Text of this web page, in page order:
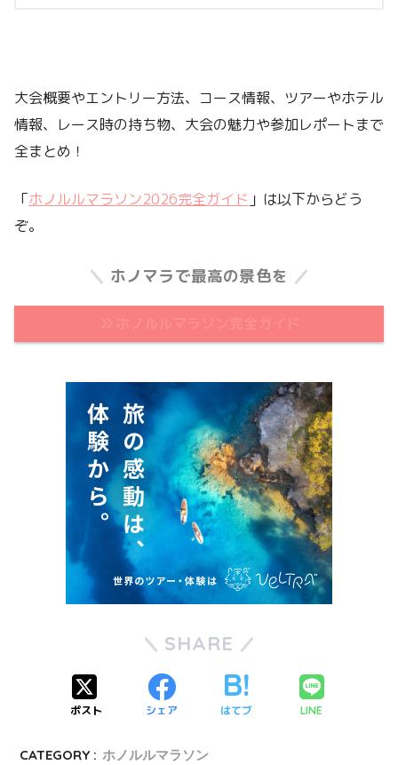
大会概要やエントリー方法、コース情報、ツアーやホテル
情報、レース時の持ち物、大会の魅力や参加レポートまで
全まとめ！
「ホノルルマラソン2026完全ガイド 」は以下からどう
ぞ。
ホノマラで最高の景色を
SHARE
ポスト シェア はてブ LINE
CATEGORY : ホノルルマラソン